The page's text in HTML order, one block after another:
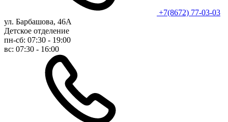
+7(8672) 77-03-03
ул. Барбашова, 46А
Детское отделение
пн-сб: 07:30 - 19:00
вс: 07:30 - 16:00